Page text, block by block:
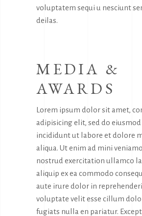
voluptatem sequi u nesciunt
deilas.
MEDIA &
AWARDS
Lorem ipsum dolor sit amet,
adipisicing elit, sed do
incididunt ut labore et dolore
aliqua. Ut enim ad mini
nostrud exercitation ullamco
aliquip ex ea commodo
aute irure dolor in
voluptate velit esse cillum
fugiats nulla en pariatur.